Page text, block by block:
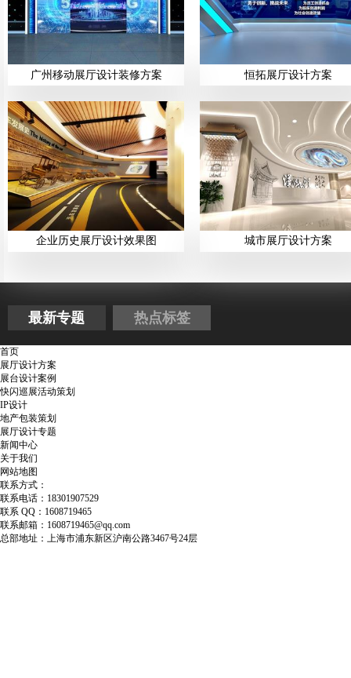
广州移动展厅设计装修方案 恒拓展厅设计方案
企业历史展厅设计效果图 城市展厅设计方案
最新专题 热点标签
首页
展厅设计方案
展台设计案例
快闪巡展活动策划
IP设计
地产包装策划
展厅设计专题
新闻中心
关于我们
网站地图
联系方式：
联系电话：18301907529
联系 QQ：1608719465
联系邮箱：1608719465@qq.com
总部地址：上海市浦东新区沪南公路3467号24层